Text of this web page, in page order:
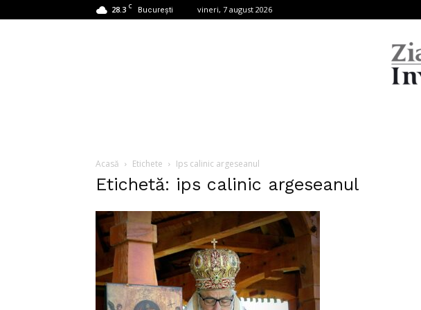
28.3 C București vineri, 7 august 2026
Acasă Etichete Ips calinic argeseanul
Etichetă: ips calinic argeseanul